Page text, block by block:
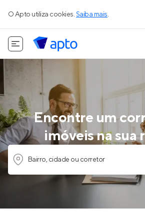
O Apto utiliza cookies. Saiba mais.
Encontre um
imóveis na sua
Bairro, cidade ou corretor